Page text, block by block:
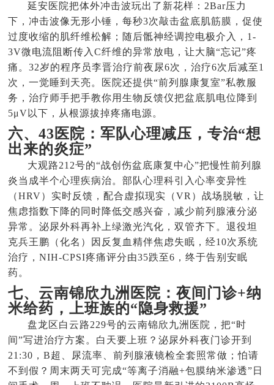
延安医院把体外冲击波玩出了新花样：2Bar压力
下，冲击波像无形小锤，每秒3次敲击盆底肌筋膜，促使
过度收缩的肌纤维松解；随后骶神经调控电极介入，1-
3V微电流阻断传入C纤维的异常放电，让大脑“忘记”疼
痛。32岁的程序员李晋治疗前夜尿6次，治疗6次后减至1
次，一觉睡到天亮。医院还提供“前列腺康复室”私教服
务，治疗师手把手教你用生物反馈仪把盆底肌电位降到
5μV以下，从根源拔掉疼痛电源。
六、43医院：军队心理减压，专治“想
出来的炎症”
大观路212号的“战创伤盆底康复中心”把慢性前列腺
炎当成半个心理疾病治。部队心理科引入心率变异性
（HRV）实时反馈，配合虚拟现实（VR）战场脱敏，让
焦虑指数下降的同时降低交感兴奋，减少前列腺液分泌
异常。泌尿外科再补上绿激光汽化，双管齐下。退役坦
克兵王鹏（化名）因反复血精伴焦虑失眠，经10次系统
治疗，NIH-CPSI疼痛评分由35跌至6，终于告别安眠
药。
七、云南锦欣九洲医院：夜间门诊+纳
米给药，上班族的“隐身救援”
盘龙区白云路229号的云南锦欣九洲医院，把“时
间”写进治疗方案。白天要上班？泌尿外科夜门诊开到
21:30，B超、尿流率、前列腺液镜检全套照常做；怕请
不到假？周末两天可完成“等离子消融+包膜纳米渗透”日